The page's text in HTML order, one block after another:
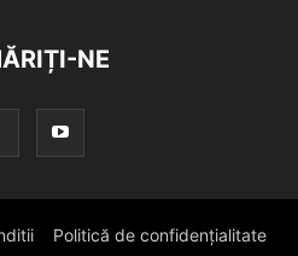
NE
Politică de confidențialitate